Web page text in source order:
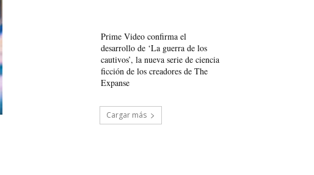
Prime Video confirma el
desarrollo de ‘La guerra de los
cautivos’, la nueva serie de ciencia
ficción de los creadores de The
Expanse
Cargar más